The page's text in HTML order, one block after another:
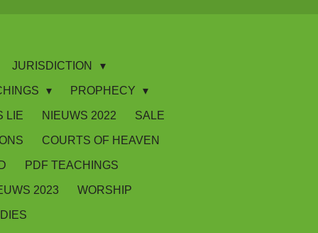
JURISDICTION
PROPHECY
LIE NIEUWS 2022 SALE
COURTS OF HEAVEN
PDF TEACHINGS
2023 WORSHIP